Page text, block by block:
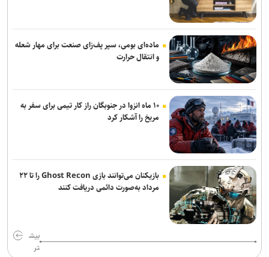
اعلام دستیاران نوری در صنعت‌نفت+عکس
وداع زودهنگام عالمیان با مسابقات گرند اسمش سوئد
عالمی: میانگین سنی پیکان حدود ۲۲ سال است/ به دنبال جذب بهترین
گزینه‌های مدنظر کادرفنی هستیم
یک جام و دو مدعی؛ ابهام بر سر قهرمانی یک مسابقه کشوری کشتی/
امروز همه به فدراسیون فرا خوانده شدند
ماده‌ای بومی، سپر پف‌زای صنعت برای مهار شعله
و انتقال حرارت
۱۰ ماه انزوا در جنوبگان راز کار تیمی برای سفر به
مریخ را آشکار کرد
بازیکنان می‌توانند بازی Ghost Recon را تا ۲۲
مرداد به‌صورت دائمی دریافت کنند
بیش
تر